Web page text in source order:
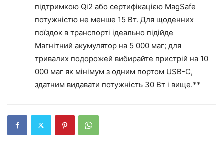
підтримкою Qi2 або сертифікацією MagSafe
потужністю не менше 15 Вт. Для щоденних
поїздок в транспорті ідеально підійде
Магнітний акумулятор на 5 000 маг; для
тривалих подорожей вибирайте пристрій на 10
000 маг як мінімум з одним портом USB-C,
здатним видавати потужність 30 Вт і вище.**